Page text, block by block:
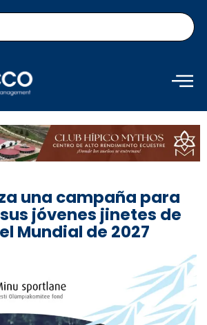
de
una campaña para
jóvenes jinetes de
Mundial de 2027